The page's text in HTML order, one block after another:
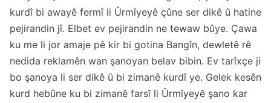
kurdî bi awayê fermî li Ûrmîyeyê çûne ser dikê û hatine
pejirandin jî. Elbet ev pejirandin ne tewaw bûye. Çawa
ku me li jor amaje pê kir bi gotina Bangîn, dewletê rê
nedida reklamên wan şanoyan belav bibin. Ev tarîxçe ji
bo şanoya li ser dikê û bi zimanê kurdî ye. Gelek kesên
kurd hebûne ku bi zimanê farsî li Ûrmîyeyê şano kar